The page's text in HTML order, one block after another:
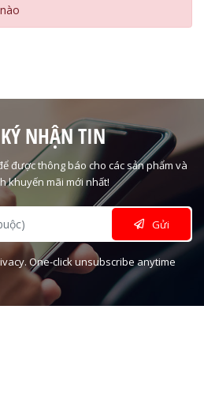
NHẬN TIN
được thông báo cho các sản phẩm và
khuyến mãi mới nhất!
Gửi
One-click unsubscribe anytime